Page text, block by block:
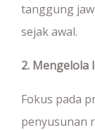
tanggung
sejak awal.
2. Mengelola
Fokus pada
penyusunan